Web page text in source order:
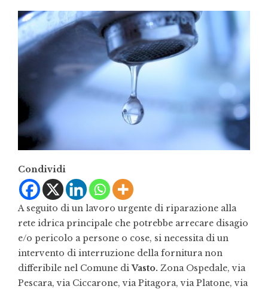
Condividi
A seguito di un lavoro urgente di riparazione alla
rete idrica principale che potrebbe arrecare disagio
e/o pericolo a persone o cose, si necessita di un
intervento di interruzione della fornitura non
differibile nel Comune diVasto. Zona Ospedale, via
Pescara, via Ciccarone, via Pitagora, via Platone, via